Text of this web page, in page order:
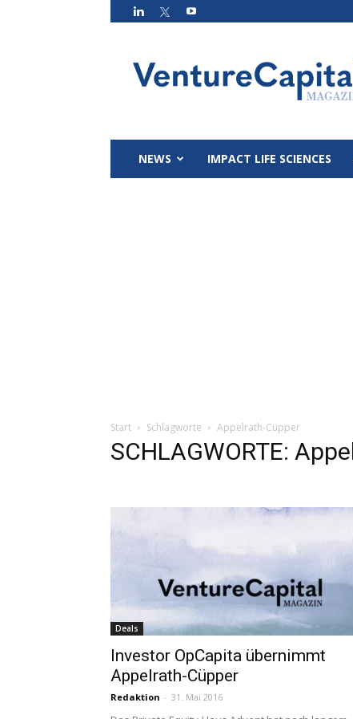
Magazin
NEWS IMPACT LIFE SCIENCES
Start Schlagworte Appelrath-Cüpper
SCHLAGWORTE:
Deals
Investor OpCapita übernimmt
Appelrath-Cüpper
Redaktion - 31. Mai 2016